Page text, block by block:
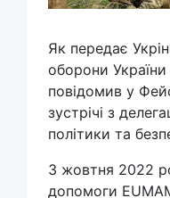
Як передає
оборони
повідомив у
зустрічі з
політики та
З жовтня 2022
допомоги